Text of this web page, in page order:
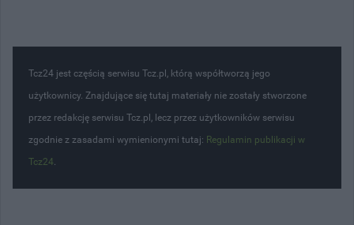
Tcz24 jest częścią serwisu Tcz.pl, którą współtworzą jego
użytkownicy. Znajdujące się tutaj materiały nie zostały stworzone
przez redakcję serwisu Tcz.pl, lecz przez użytkowników serwisu
zgodnie z zasadami wymienionymi tutaj: Regulamin publikacji w
Tcz24.